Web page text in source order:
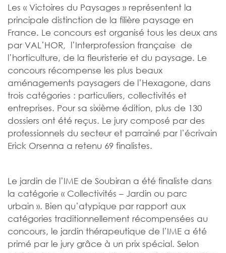
Les « Victoires du Paysages » représentent la
principale distinction de la filière paysage en
France. Le concours est organisé tous les deux ans
par VAL’HOR, l’Interprofession française de
l’horticulture, de la fleuristerie et du paysage. Le
concours récompense les plus beaux
aménagements paysagers de l’Hexagone, dans
trois catégories : particuliers, collectivités et
entreprises. Pour sa sixième édition, plus de 130
dossiers ont été reçus. Le jury composé par des
professionnels du secteur et parrainé par l’écrivain
Erick Orsenna a retenu 69 finalistes.
Le jardin de l’IME de Soubiran a été finaliste dans
la catégorie « Collectivités – Jardin ou parc
urbain ». Bien qu’atypique par rapport aux
catégories traditionnellement récompensées au
concours, le jardin thérapeutique de l’IME a été
primé par le jury grâce à un prix spécial. Selon